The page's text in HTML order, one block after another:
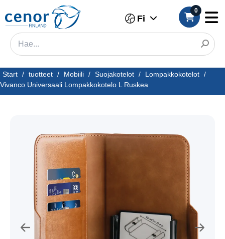
Fi
0
Start / tuotteet / Mobiili / Suojakotelot / Lompakkokotelot /
Vivanco Universaali Lompakkokotelo L Ruskea